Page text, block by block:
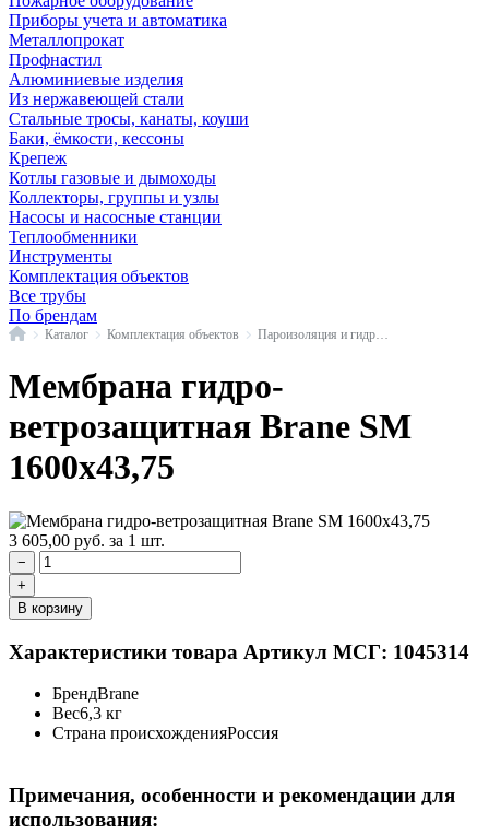
Приборы учета и автоматика
Металлопрокат
Профнастил
Алюминиевые изделия
Из нержавеющей стали
Стальные тросы, канаты, коуши
Баки, ёмкости, кессоны
Крепеж
Котлы газовые и дымоходы
Коллекторы, группы и узлы
Насосы и насосные станции
Теплообменники
Инструменты
Комплектация объектов
Все трубы
По брендам
ГлавнаяКаталог Комплектация объектов
Мембрана гидро-
ветрозащитная Brane SM
1600х43,75
3 605,00 руб. за 1 шт.
−
+
В корзину
Характеристики товара Артикул МСГ: 1045314
БрендBrane
Вес6,3 кг
Страна происхожденияРоссия
Примечания, особенности и рекомендации для
использования: